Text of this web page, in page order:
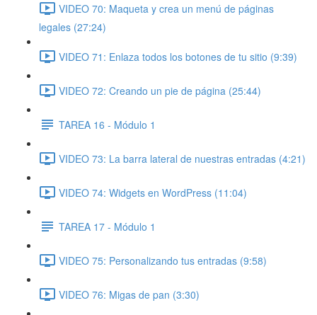
VIDEO 70: Maqueta y crea un menú de páginas
legales (27:24)
VIDEO 71: Enlaza todos los botones de tu sitio (9:39)
VIDEO 72: Creando un pie de página (25:44)
TAREA 16 - Módulo 1
VIDEO 73: La barra lateral de nuestras entradas (4:21)
VIDEO 74: Widgets en WordPress (11:04)
TAREA 17 - Módulo 1
VIDEO 75: Personalizando tus entradas (9:58)
VIDEO 76: Migas de pan (3:30)